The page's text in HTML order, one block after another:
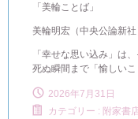
「美輪ことば」
美輪明宏（中央公論新社
「幸せな思い込み」は
死ぬ瞬間まで「愉しいこ
2026年7月31日
カテゴリー : 附家書